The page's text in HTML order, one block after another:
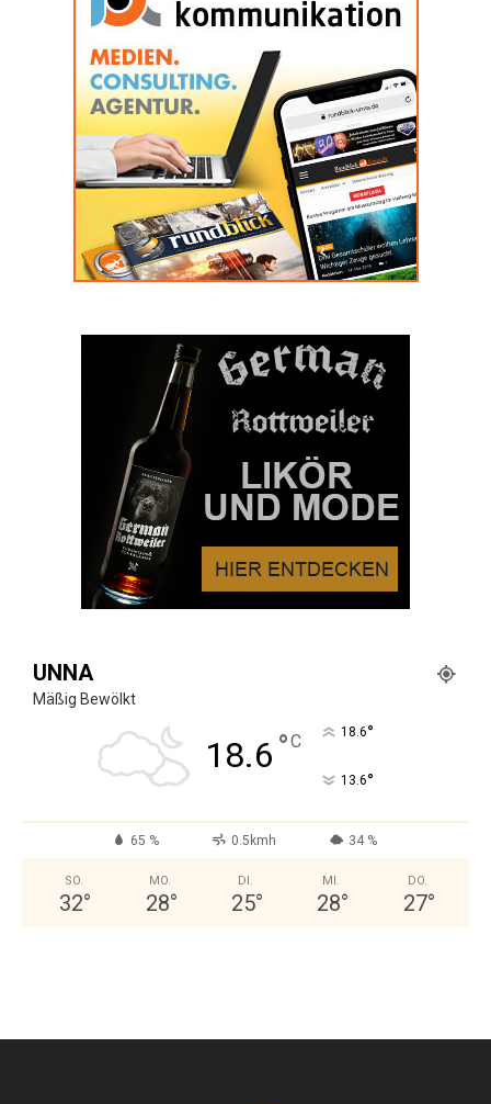
UNNA
Mäßig Bewölkt
18.6 °C 18.6°
13.6°
65 % 0.5kmh 34 %
SO.
32°
MO.
28°
DI.
25°
MI.
28°
DO.
27°